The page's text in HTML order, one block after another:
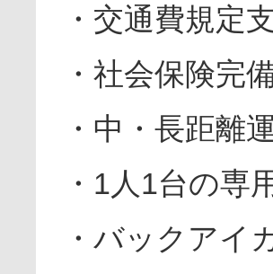
・交通費規定
・社会保険完
・中・長距離
・1人1台の専
・バックアイ